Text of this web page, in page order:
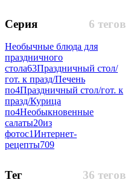
6 тегов
Серия
Необычные блюда для
праздничного
стола63Праздничный стол/
гот. к празд/Печень
по4Праздничный стол/гот. к
празд/Курица
по4Необыкновенные
салаты20из
фотос1Интернет-
рецепты709
36 тегов
Тег